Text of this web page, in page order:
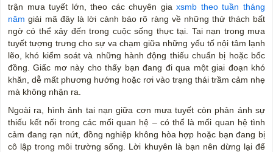
trận mưa tuyết lớn, theo các chuyên giaxsmb theo tuần tháng
năm giải mã đây là lời cảnh báo rõ ràng về những thử thách bất
ngờ có thể xảy đến trong cuộc sống thực tại. Tai nạn trong mưa
tuyết tượng trưng cho sự va chạm giữa những yếu tố nội tâm lạnh
lẽo, khó kiểm soát và những hành động thiếu chuẩn bị hoặc bốc
đồng. Giấc mơ này cho thấy bạn đang đi qua một giai đoạn khó
khăn, dễ mất phương hướng hoặc rơi vào trạng thái trầm cảm nhẹ
mà không nhận ra.
Ngoài ra, hình ảnh tai nạn giữa cơn mưa tuyết còn phản ánh sự
thiếu kết nối trong các mối quan hệ – có thể là mối quan hệ tình
cảm đang rạn nứt, đồng nghiệp không hòa hợp hoặc bạn đang bị
cô lập trong môi trường sống. Lời khuyên là bạn nên dừng lại để